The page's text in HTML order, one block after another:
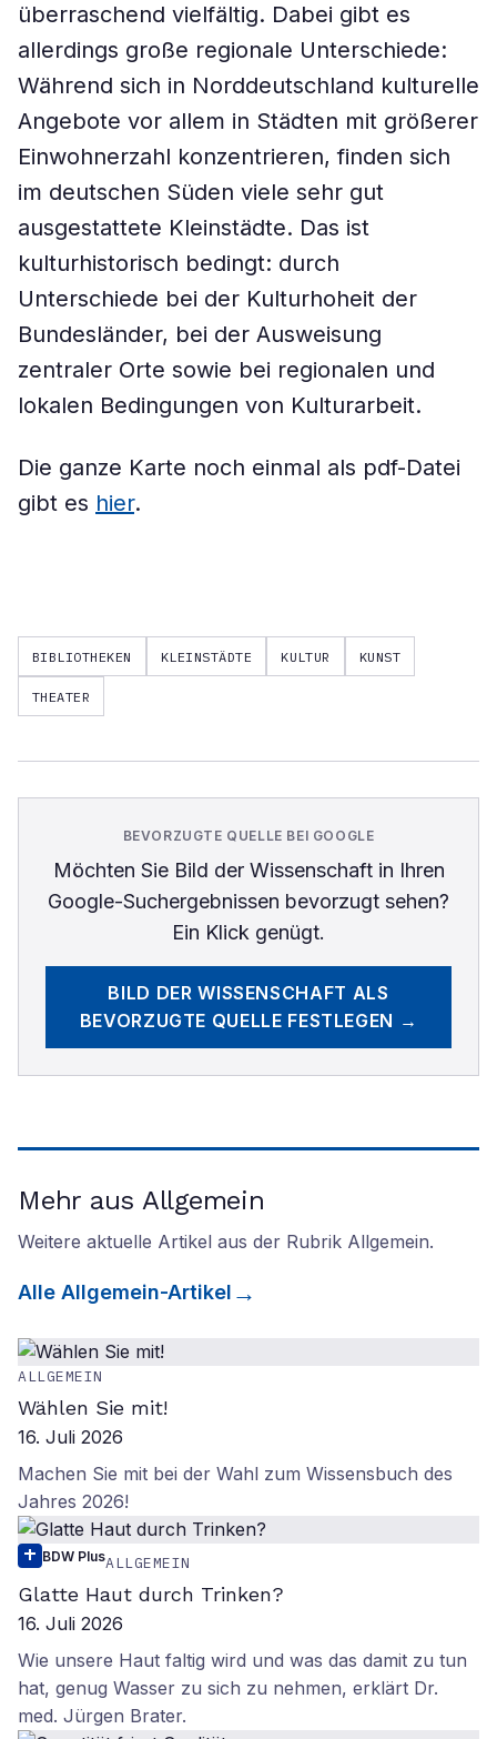
überraschend vielfältig. Dabei gibt es
allerdings große regionale Unterschiede:
Während sich in Norddeutschland kulturelle
Angebote vor allem in Städten mit größerer
Einwohnerzahl konzentrieren, finden sich
im deutschen Süden viele sehr gut
ausgestattete Kleinstädte. Das ist
kulturhistorisch bedingt: durch
Unterschiede bei der Kulturhoheit der
Bundesländer, bei der Ausweisung
zentraler Orte sowie bei regionalen und
lokalen Bedingungen von Kulturarbeit.
Die ganze Karte noch einmal als pdf-Datei
gibt es hier.
BIBLIOTHEKEN KLEINSTÄDTE KULTUR KUNST
THEATER
BEVORZUGTE QUELLE BEI GOOGLE
Möchten Sie Bild der Wissenschaftin Ihren
Google-Suchergebnissen bevorzugt sehen?
Ein Klick genügt.
BILD DER WISSENSCHAFT ALS
BEVORZUGTE QUELLE FESTLEGEN →
Mehr aus Allgemein
Weitere aktuelle Artikel aus der Rubrik Allgemein.
Alle Allgemein-Artikel
ALLGEMEIN
Wählen Sie mit!
16. Juli 2026
Machen Sie mit bei der Wahl zum Wissensbuch des
Jahres 2026!
BDW PlusALLGEMEIN
Glatte Haut durch Trinken?
16. Juli 2026
Wie unsere Haut faltig wird und was das damit zu tun
hat, genug Wasser zu sich zu nehmen, erklärt Dr.
med. Jürgen Brater.